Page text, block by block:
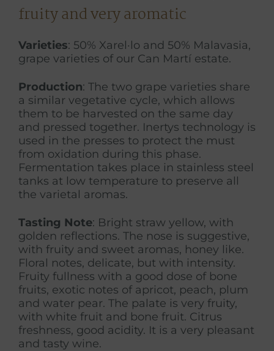
fruity and very aromatic
Varieties: 50% Xarel·lo and 50% Malavasia,
grape varieties of our Can Martí estate.
Production: The two grape varieties share
a similar vegetative cycle, which allows
them to be harvested on the same day
and pressed together. Inertys technology is
used in the presses to protect the must
from oxidation during this phase.
Fermentation takes place in stainless steel
tanks at low temperature to preserve all
the varietal aromas.
Tasting Note: Bright straw yellow, with
golden reflections. The nose is suggestive,
with fruity and sweet aromas, honey like.
Floral notes, delicate, but with intensity.
Fruity fullness with a good dose of bone
fruits, exotic notes of apricot, peach, plum
and water pear. The palate is very fruity,
with white fruit and bone fruit. Citrus
freshness, good acidity. It is a very pleasant
and tasty wine.